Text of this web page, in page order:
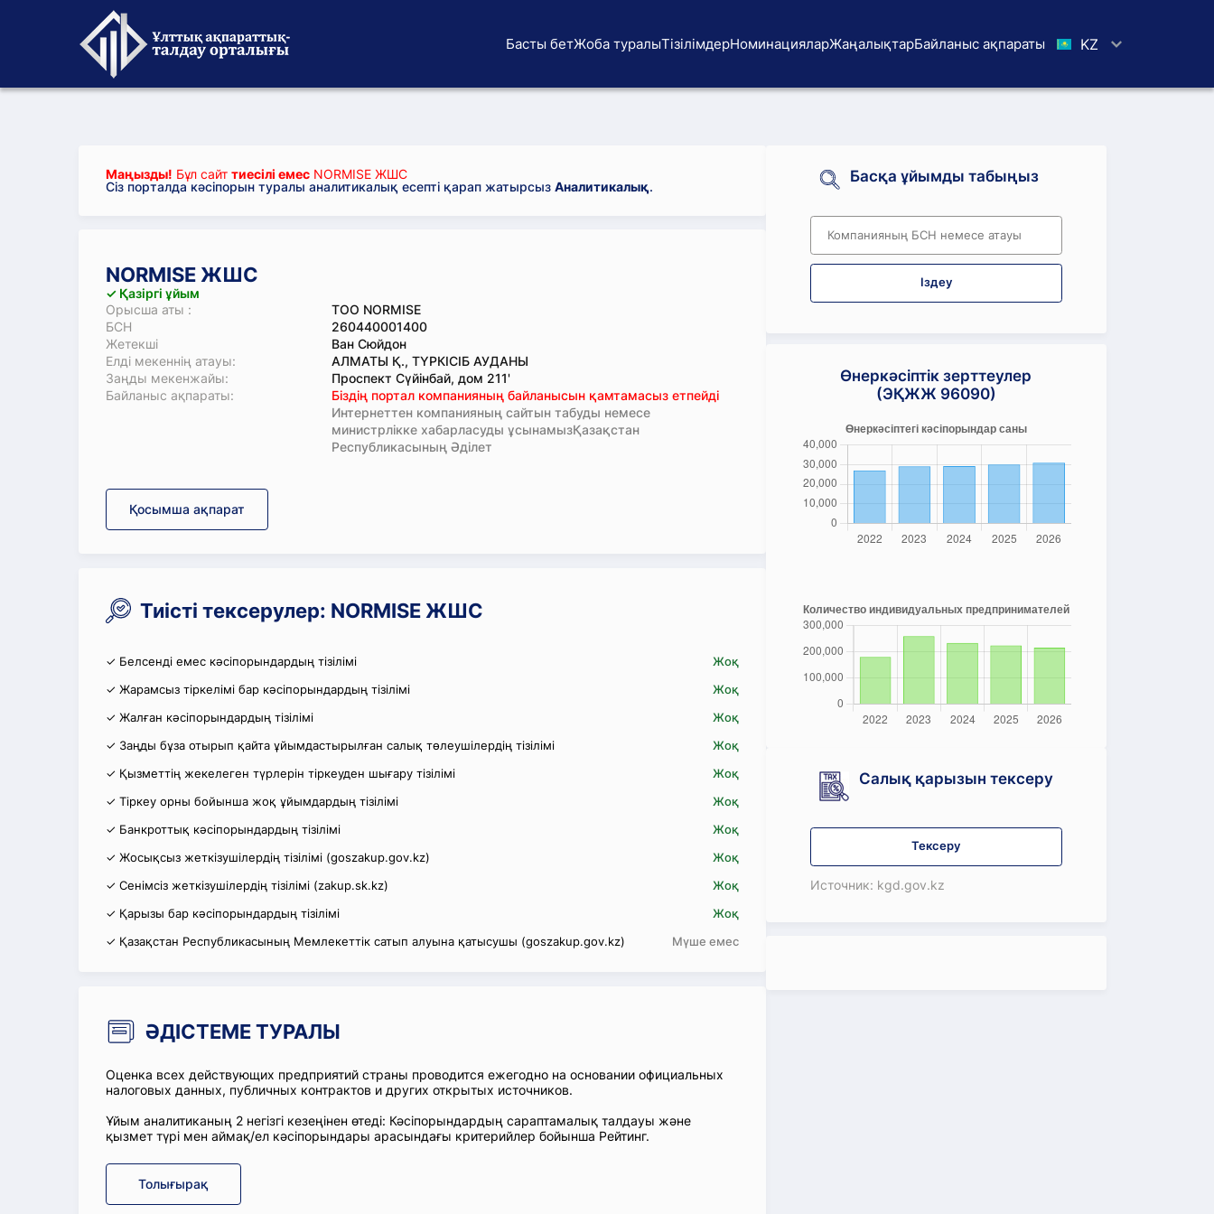
Басты бетЖоба туралыТізілімдерНоминацияларЖаңалықтарБайланыс ақпараты KZ
Маңызды! Бұл сайт тиесілі емес NORMISE ЖШС
Сіз порталда кәсіпорын туралы аналитикалық есепті қарап жатырсыз Аналитикалық.
NORMISE ЖШС
✓ Қазіргі ұйым
Орысша аты :
ТОО NORMISE
БСН
260440001400
Жетекші
Ван Сюйдон
Елді мекеннің атауы:
АЛМАТЫ Қ., ТҮРКІСІБ АУДАНЫ
Заңды мекенжайы:
Проспект Сүйінбай, дом 211'
Байланыс ақпараты:
Біздің портал компанияның байланысын қамтамасыз етпейді
Интернеттен компанияның сайтын табуды немесе
министрлікке хабарласуды ұсынамызҚазақстан
Республикасының Әділет
Қосымша ақпарат
Тиісті тексерулер: NORMISE ЖШС
✓ Белсенді емес кәсіпорындардың тізілімі
Жоқ
✓ Жарамсыз тіркелімі бар кәсіпорындардың тізілімі
Жоқ
✓ Жалған кәсіпорындардың тізілімі
Жоқ
✓ Заңды бұза отырып қайта ұйымдастырылған салық төлеушілердің тізілімі
Жоқ
✓ Қызметтің жекелеген түрлерін тіркеуден шығару тізілімі
Жоқ
✓ Тіркеу орны бойынша жоқ ұйымдардың тізілімі
Жоқ
✓ Банкроттық кәсіпорындардың тізілімі
Жоқ
✓ Жосықсыз жеткізушілердің тізілімі (goszakup.gov.kz)
Жоқ
✓ Сенімсіз жеткізушілердің тізілімі (zakup.sk.kz)
Жоқ
✓ Қарызы бар кәсіпорындардың тізілімі
Жоқ
✓ Қазақстан Республикасының Мемлекеттік сатып алуына қатысушы (goszakup.gov.kz)
Мүше емес
ӘДІСТЕМЕ ТУРАЛЫ
Оценка всех действующих предприятий страны проводится ежегодно на основании официальных
налоговых данных, публичных контрактов и других открытых источников.
Ұйым аналитиканың 2 негізгі кезеңінен өтеді: Кәсіпорындардың сараптамалық талдауы және
қызмет түрі мен аймақ/ел кәсіпорындары арасындағы критерийлер бойынша Рейтинг.
Толығырақ
Басқа ұйымды табыңыз
Іздеу
Өнеркәсіптік зерттеулер
(ЭҚЖЖ 96090)
Салық қарызын тексеру
Тексеру
Источник: kgd.gov.kz